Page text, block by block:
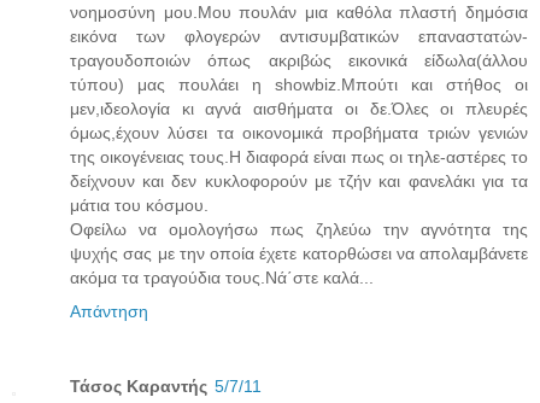
νοημοσύνη μου.Μου πουλάν μια καθόλα πλαστή δημόσια
εικόνα των φλογερών αντισυμβατικών επαναστατών-
τραγουδοποιών όπως ακριβώς εικονικά είδωλα(άλλου
τύπου) μας πουλάει η showbiz.Μπούτι και στήθος οι
μεν,ιδεολογία κι αγνά αισθήματα οι δε.Όλες οι πλευρές
όμως,έχουν λύσει τα οικονομικά προβήματα τριών γενιών
της οικογένειας τους.Η διαφορά είναι πως οι τηλε-αστέρες το
δείχνουν και δεν κυκλοφορούν με τζήν και φανελάκι για τα
μάτια του κόσμου.
Οφείλω να ομολογήσω πως ζηλεύω την αγνότητα της
ψυχής σας με την οποία έχετε κατορθώσει να απολαμβάνετε
ακόμα τα τραγούδια τους.Νά΄στε καλά...
Απάντηση
Τάσος Καραντής 5/7/11